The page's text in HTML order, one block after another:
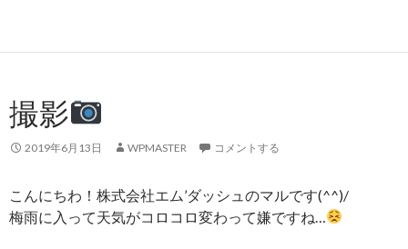
撮影
2019年6月13日 WPMASTER コメントする
こんにちわ！株式会社エム’ダッシュのマルです(^^)/
梅雨に入って天気がコロコロ変わって嫌ですね…